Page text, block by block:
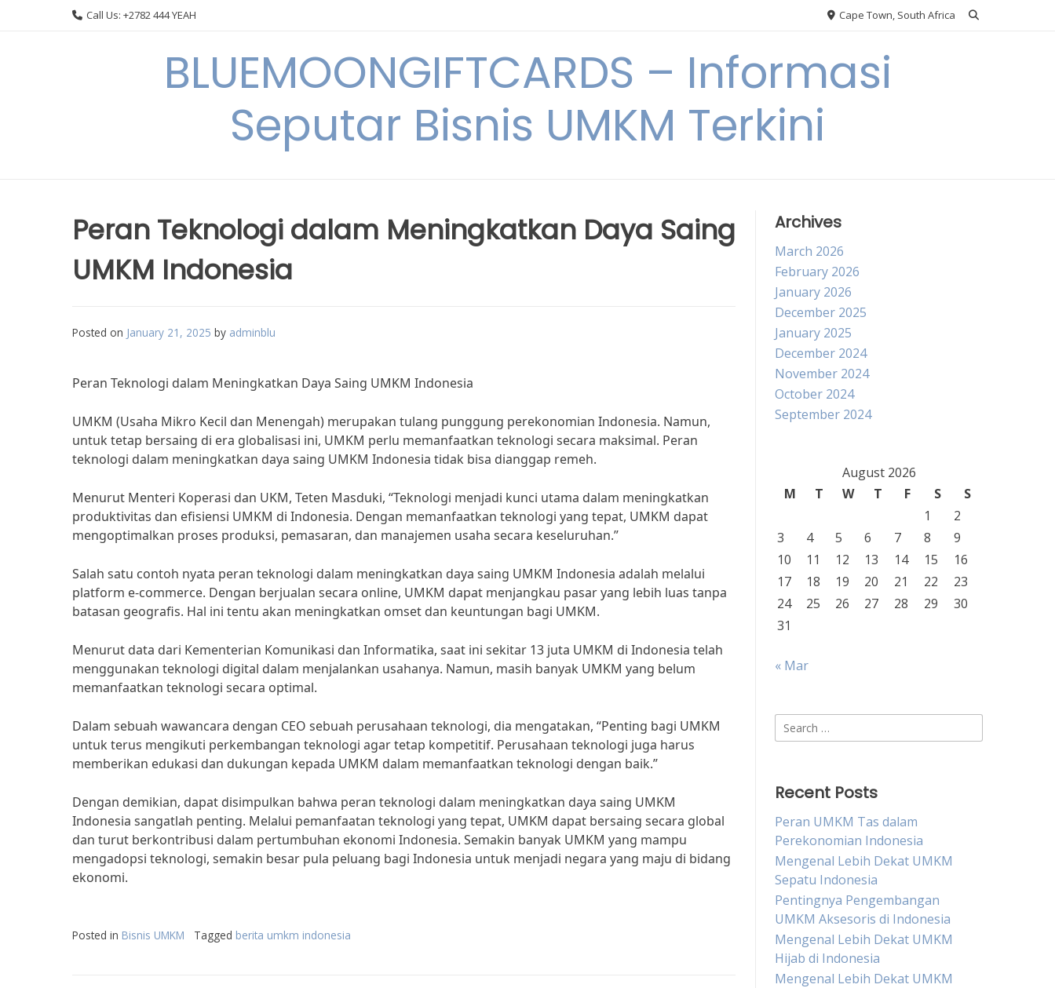
Call Us: +2782 444 YEAH Cape Town, South Africa
BLUEMOONGIFTCARDS – Informasi
Seputar Bisnis UMKM Terkini
Peran Teknologi dalam Meningkatkan Daya Saing
UMKM Indonesia
Posted on January 21, 2025 by adminblu
Peran Teknologi dalam Meningkatkan Daya Saing UMKM Indonesia
UMKM (Usaha Mikro Kecil dan Menengah) merupakan tulang punggung perekonomian Indonesia. Namun,
untuk tetap bersaing di era globalisasi ini, UMKM perlu memanfaatkan teknologi secara maksimal. Peran
teknologi dalam meningkatkan daya saing UMKM Indonesia tidak bisa dianggap remeh.
Menurut Menteri Koperasi dan UKM, Teten Masduki, “Teknologi menjadi kunci utama dalam meningkatkan
produktivitas dan efisiensi UMKM di Indonesia. Dengan memanfaatkan teknologi yang tepat, UMKM dapat
mengoptimalkan proses produksi, pemasaran, dan manajemen usaha secara keseluruhan.”
Salah satu contoh nyata peran teknologi dalam meningkatkan daya saing UMKM Indonesia adalah melalui
platform e-commerce. Dengan berjualan secara online, UMKM dapat menjangkau pasar yang lebih luas tanpa
batasan geografis. Hal ini tentu akan meningkatkan omset dan keuntungan bagi UMKM.
Menurut data dari Kementerian Komunikasi dan Informatika, saat ini sekitar 13 juta UMKM di Indonesia telah
menggunakan teknologi digital dalam menjalankan usahanya. Namun, masih banyak UMKM yang belum
memanfaatkan teknologi secara optimal.
Dalam sebuah wawancara dengan CEO sebuah perusahaan teknologi, dia mengatakan, “Penting bagi UMKM
untuk terus mengikuti perkembangan teknologi agar tetap kompetitif. Perusahaan teknologi juga harus
memberikan edukasi dan dukungan kepada UMKM dalam memanfaatkan teknologi dengan baik.”
Dengan demikian, dapat disimpulkan bahwa peran teknologi dalam meningkatkan daya saing UMKM
Indonesia sangatlah penting. Melalui pemanfaatan teknologi yang tepat, UMKM dapat bersaing secara global
dan turut berkontribusi dalam pertumbuhan ekonomi Indonesia. Semakin banyak UMKM yang mampu
mengadopsi teknologi, semakin besar pula peluang bagi Indonesia untuk menjadi negara yang maju di bidang
ekonomi.
Posted in Bisnis UMKM Tagged berita umkm indonesia
Archives
March 2026
February 2026
January 2026
December 2025
January 2025
December 2024
November 2024
October 2024
September 2024
August 2026
M
T W T F S
S
1
2
3
4 5 6 7 8
9
10
11 12 13 14 15
16
17
18 19 20 21 22
23
24
25 26 27 28 29
30
31
« Mar
Search
for:
Recent Posts
Peran UMKM Tas dalam
Perekonomian Indonesia
Mengenal Lebih Dekat UMKM
Sepatu Indonesia
Pentingnya Pengembangan
UMKM Aksesoris di Indonesia
Mengenal Lebih Dekat UMKM
Hijab di Indonesia
Mengenal Lebih Dekat UMKM